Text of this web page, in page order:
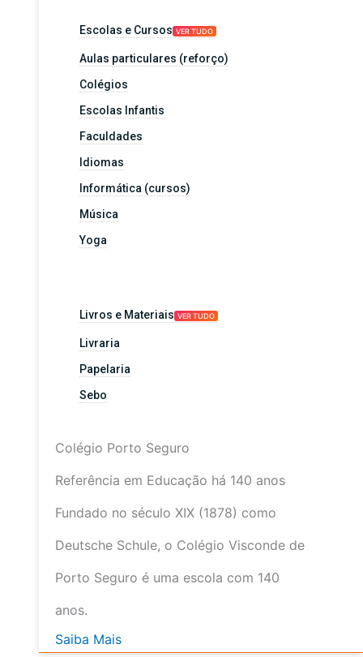
Escolas e Cursos VER TUDO
Aulas particulares (reforço)
Colégios
Escolas Infantis
Faculdades
Idiomas
Informática (cursos)
Música
Yoga
Livros e Materiais VER TUDO
Livraria
Papelaria
Sebo
Colégio Porto Seguro
Referência em Educação há 140 anos
Fundado no século XIX (1878) como
Deutsche Schule, o Colégio Visconde de
Porto Seguro é uma escola com 140
anos.
Saiba Mais